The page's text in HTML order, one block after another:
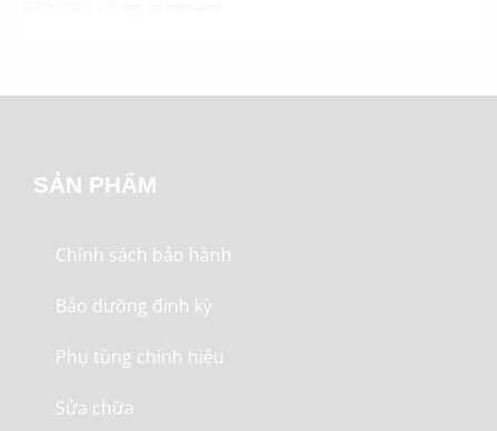
SẢN PHẨM
Chính sách bảo hành
Bảo dưỡng định kỳ
Phụ tùng chính hiệu
Sửa chữa